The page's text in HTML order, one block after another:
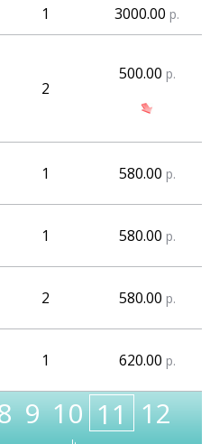
1 3000.00 р.
2
500.00 р.
1 580.00 р.
1 580.00 р.
2 580.00 р.
1 620.00 р.
9 10 11 12